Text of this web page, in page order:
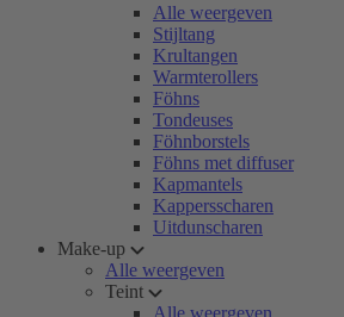
Alle weergeven
Stijltang
Krultangen
Warmterollers
Föhns
Tondeuses
Föhnborstels
Föhns met diffuser
Kapmantels
Kappersscharen
Uitdunscharen
Make-up
Alle weergeven
Teint
Alle weergeven